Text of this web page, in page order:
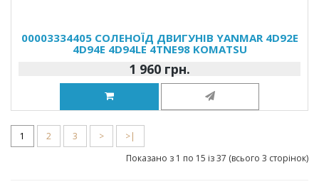
00003334405 СОЛЕНОЇД ДВИГУНІВ YANMAR 4D92E
4D94E 4D94LE 4TNE98 KOMATSU
1 960 грн.
1 2 3 >
>|
Показано з 1 по 15 із 37 (всього 3 сторінок)